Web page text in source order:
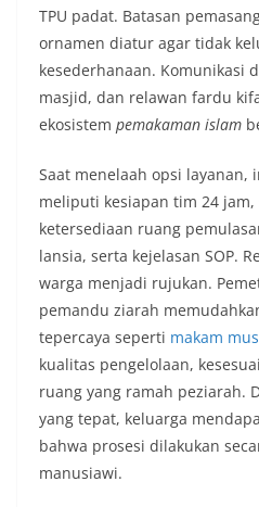
TPU padat. Batasan
ornamen diatur agar tidak
kesederhanaan. Komunikasi
masjid, dan relawan fardu
ekosistem pemakaman islam
Saat menelaah opsi layanan,
meliputi kesiapan tim 24
ketersediaan ruang
lansia, serta kejelasan SOP.
warga menjadi rujukan.
pemandu ziarah
tepercaya seperti makam
kualitas pengelolaan,
ruang yang ramah peziarah.
yang tepat, keluarga
bahwa prosesi dilakukan
manusiawi.